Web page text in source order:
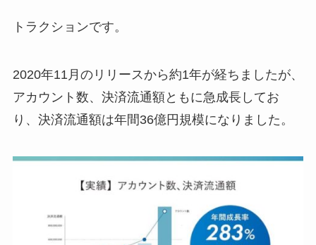
トラクションです。
2020年11月のリリースから約1年が経ちましたが、
アカウント数、決済流通額ともに急成長してお
り、決済流通額は年間36億円規模になりました。